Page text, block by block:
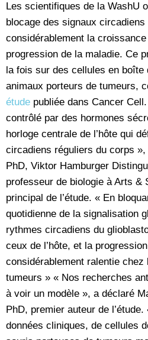
Les scientifiques de la WashU
blocage des signaux
considérablement la
progression de la maladie. Ce
la fois sur des cellules en boîte
animaux porteurs de tumeurs,
étude publiée dans Cancer
contrôlé par des hormones
horloge centrale de l’hôte qui
circadiens réguliers du corps
PhD, Viktor Hamburger
professeur de biologie à Arts &
principal de l’étude. « En
quotidienne de la signalisation
rythmes circadiens du
ceux de l’hôte, et la
considérablement ralentie
tumeurs » « Nos recherches
à voir un modèle », a déclaré
PhD, premier auteur de l’étude.
données cliniques, de cellules